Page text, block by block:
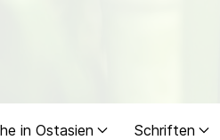
in Ostasien Schriften